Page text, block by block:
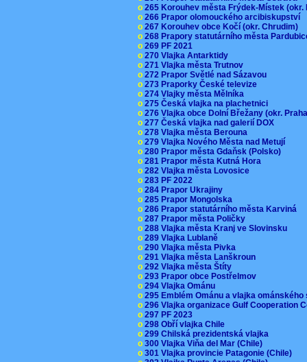
o 265 Korouhev města Frýdek-Místek
o 266 Prapor olomouckého arcibiskupství
o 267 Korouhev obce Kočí (okr. Chrudim)
o 268 Prapory statutárního města
o 269 PF 2021
o 270 Vlajka Antarktidy
o 271 Vlajka města Trutnov
o 272 Prapor Světlé nad Sázavou
o 273 Praporky České televize
o 274 Vlajky města Mělníka
o 275 Česká vlajka na plachetnici
o 276 Vlajka obce Dolní Břežany (okr.
o 277 Česká vlajka nad galerií DOX
o 278 Vlajka města Berouna
o 279 Vlajka Nového Města nad Metují
o 280 Prapor města Gdaňsk (Polsko)
o 281 Prapor města Kutná Hora
o 282 Vlajka města Lovosice
o 283 PF 2022
o 284 Prapor Ukrajiny
o 285 Prapor Mongolska
o 286 Prapor statutárního města Karviná
o 287 Prapor města Poličky
o 288 Vlajka města Kranj ve Slovinsku
o 289 Vlajka Lublaně
o 290 Vlajka města Pivka
o 291 Vlajka města Lanškroun
o 292 Vlajka města Štíty
o 293 Prapor obce Postřelmov
o 294 Vlajka Ománu
o 295 Emblém Ománu a vlajka
o 296 Vlajka organizace Gulf Cooperation
o 297 PF 2023
o 298 Obří vlajka Chile
o 299 Chilská prezidentská vlajka
o 300 Vlajka Viňa del Mar (Chile)
o 301 Vlajka provincie Patagonie (Chile)